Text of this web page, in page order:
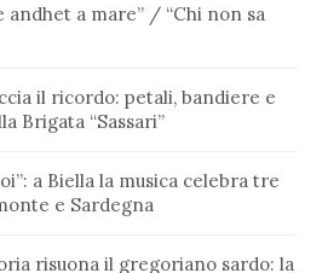
andhet a mare” / “Chi non sa
il ricordo: petali, bandiere e
Brigata “Sassari”
a Biella la musica celebra tre
e Sardegna
risuona il gregoriano sardo: la